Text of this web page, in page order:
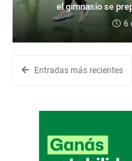
el gimnasio se
6
Entradas más recientes